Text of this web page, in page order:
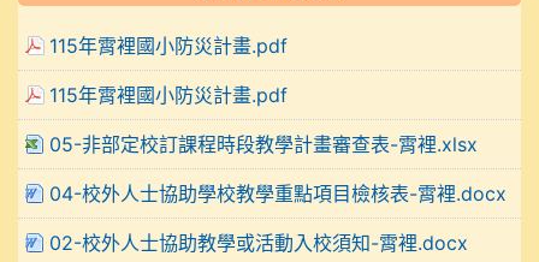
115年霄裡國小防災計畫.pdf
115年霄裡國小防災計畫.pdf
05-非部定校訂課程時段教學計畫審查表-霄裡.xlsx
04-校外人士協助學校教學重點項目檢核表-霄裡.docx
02-校外人士協助教學或活動入校須知-霄裡.docx